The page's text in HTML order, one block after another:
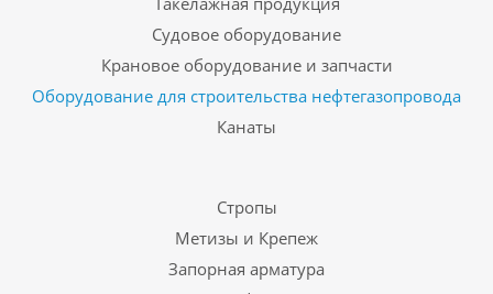
Судовое оборудование
Крановое оборудование и запчасти
Оборудование для строительства нефтегазопровода
Канаты
Стропы
Метизы и Крепеж
Запорная арматура